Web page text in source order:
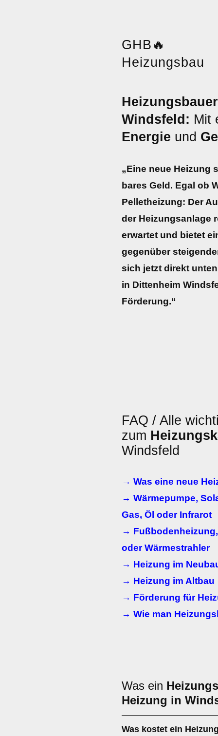
GHB 🔥
Heizungsbau
Windsfeld: Mit
Energie und
„Eine neue Heizung
bares Geld. Egal ob
Pelletheizung: Der
der Heizungsanlage
erwartet und bietet
gegenüber
sich jetzt direkt
in Dittenheim
Förderung.“
FAQ / Alle
zum
Windsfeld
→ Was eine neue
→ Wärmepumpe,
Gas, Öl oder Infrarot
→
oder Wärmestrahler
→ Heizung im
→ Heizung im Altbau
→ Förderung für
→ Wie man
Was ein
Heizung in
Was kostet ein